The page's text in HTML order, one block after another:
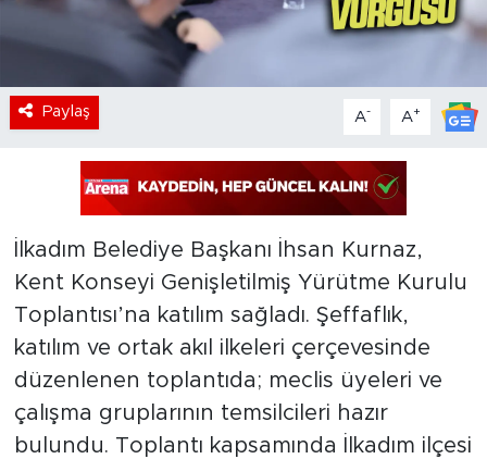
Paylaş A- A+
İlkadım Belediye Başkanı İhsan Kurnaz,
Kent Konseyi Genişletilmiş Yürütme Kurulu
Toplantısı’na katılım sağladı. Şeffaflık,
katılım ve ortak akıl ilkeleri çerçevesinde
düzenlenen toplantıda; meclis üyeleri ve
çalışma gruplarının temsilcileri hazır
bulundu. Toplantı kapsamında İlkadım ilçesi